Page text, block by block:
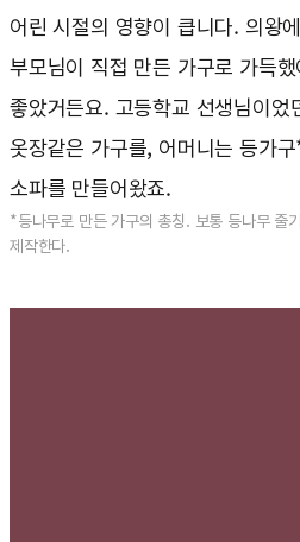
어린 시절의 영향이 큽니다. 의왕
부모님이 직접 만든 가구로 가득
좋았거든요. 고등학교 선생님이었
옷장같은 가구를, 어머니는 등가
소파를 만들어왔죠.
*등나무로 만든 가구의 총칭. 보통 등나무 줄
제작한다.